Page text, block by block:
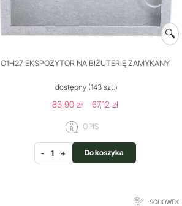
🔍
O1H27 EKSPOZYTOR NA BIŻUTERIĘ ZAMYKANY
dostępny (143 szt.)
83,90 zł 67,12 zł
OPIS
- + Do koszyka
SCHOWEK